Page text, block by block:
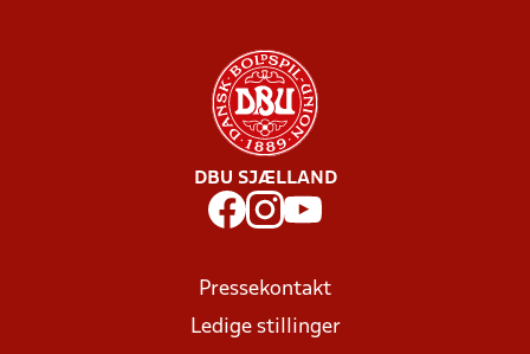
DBU SJÆLLAND
Pressekontakt
Ledige stillinger